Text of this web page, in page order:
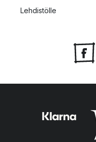
Lehdistölle